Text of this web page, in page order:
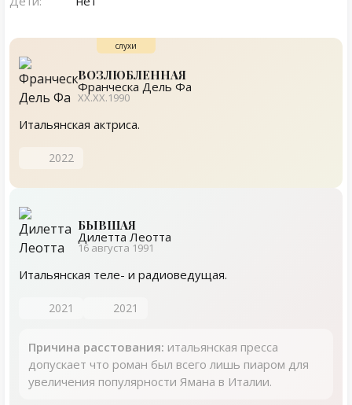
ВОЗЛЮБЛЕННАЯ
Франческа Дель Фа
ХХ.ХХ.1990
Итальянская актриса.
2022
БЫВШАЯ
Дилетта Леотта
16 августа 1991
Итальянская теле- и радиоведущая.
2021 2021
Причина расстования: итальянская пресса
допускает что роман был всего лишь пиаром для
увеличения популярности Ямана в Италии.